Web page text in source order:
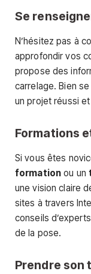
Se
N’hésitez pas à
approfondir vos
propose des
carrelage. Bien
un projet réussi
Formations
Si vous êtes
formation ou un
une vision claire
sites à travers
conseils
de la pose.
Prendre son